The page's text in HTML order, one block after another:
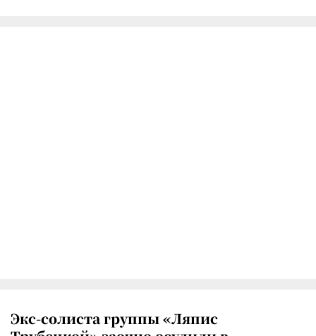
Экс-солиста группы «Ляпис